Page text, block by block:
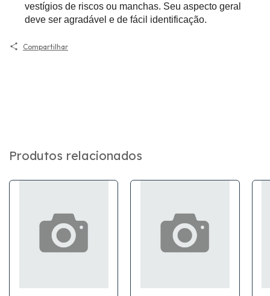
vestígios de riscos ou manchas. Seu aspecto geral
deve ser agradável e de fácil identificação.
Compartilhar
Produtos relacionados